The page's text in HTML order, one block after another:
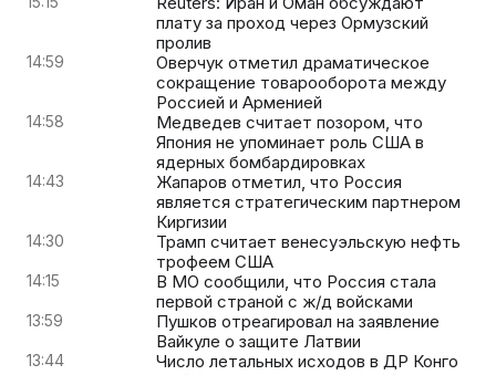
плату за проход через Ормузский
пролив
14:59
Оверчук отметил драматическое
сокращение товарооборота между
Россией и Арменией
14:58
Медведев считает позором, что
Япония не упоминает роль США в
ядерных бомбардировках
14:43
Жапаров отметил, что Россия
является стратегическим партнером
Киргизии
14:30
Трамп считает венесуэльскую нефть
трофеем США
14:15
В МО сообщили, что Россия стала
первой страной с ж/д войсками
13:59
Пушков отреагировал на заявление
Вайкуле о защите Латвии
13:44
Число летальных исходов в ДР Конго